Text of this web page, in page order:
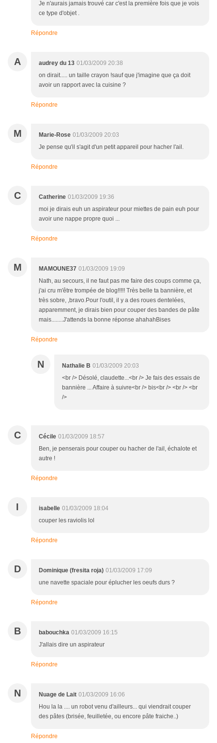
Je n'aurais jamais trouvé car c'est la première fois que je vois
ce type d'objet .
Répondre
A audrey du 13 01/03/2009 20:38
on dirait..... un taille crayon !sauf que j'imagine que ça doit
avoir un rapport avec la cuisine ?
Répondre
M Marie-Rose 01/03/2009 20:03
Je pense qu'il s'agit d'un petit appareil pour hacher l'ail.
Répondre
C Catherine 01/03/2009 19:36
moi je dirais euh un aspirateur pour miettes de pain euh pour
avoir une nappe propre quoi ...
Répondre
M MAMOUNE37 01/03/2009 19:09
Nath, au secours, il ne faut pas me faire des coups comme ça,
j'ai cru m'être trompée de blog!!!!! Très belle ta bannière, et
très sobre, ,bravo.Pour l'outil, il y a des roues dentelées,
apparemment, je dirais bien pour couper des bandes de pâte
mais........J'attends la bonne réponse ahahahBises
Répondre
N Nathalie B 01/03/2009 20:03
<br /> Désolé, claudette...<br /> Je fais des essais de
bannière ... Affaire à suivre<br /> bis<br /> <br /> <br
/>
C Cécile 01/03/2009 18:57
Ben, je penserais pour couper ou hacher de l'ail, échalote et
autre !
Répondre
I isabelle 01/03/2009 18:04
couper les raviolis lol
Répondre
D Dominique (fresita roja) 01/03/2009 17:09
une navette spaciale pour éplucher les oeufs durs ?
Répondre
B babouchka 01/03/2009 16:15
J'allais dire un aspirateur
Répondre
N Nuage de Lait 01/03/2009 16:06
Hou la la .... un robot venu d'ailleurs... qui viendrait couper
des pâtes (brisée, feuilletée, ou encore pâte fraiche..)
Répondre